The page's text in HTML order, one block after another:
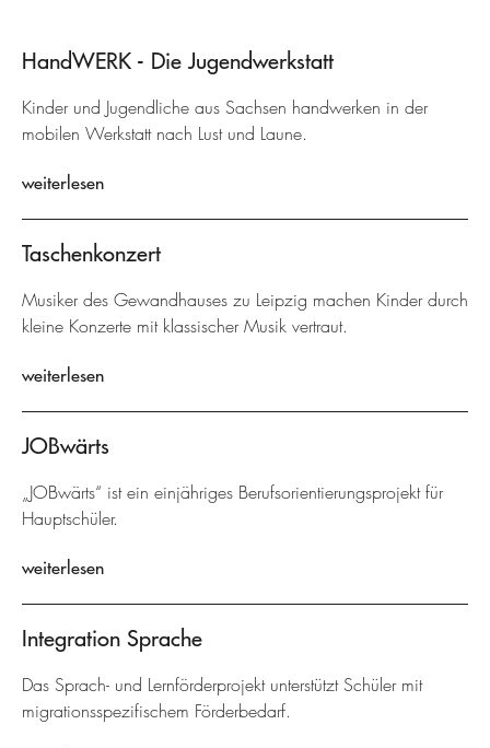
HandWERK - Die Jugendwerkstatt
Kinder und Jugendliche aus Sachsen handwerken in der
mobilen Werkstatt nach Lust und Laune.
weiterlesen
Taschenkonzert
Musiker des Gewandhauses zu Leipzig machen Kinder durch
kleine Konzerte mit klassischer Musik vertraut.
weiterlesen
JOBwärts
„JOBwärts“ ist ein einjähriges Berufsorientierungsprojekt für
Hauptschüler.
weiterlesen
Integration Sprache
Das Sprach- und Lernförderprojekt unterstützt Schüler mit
migrationsspezifischem Förderbedarf.